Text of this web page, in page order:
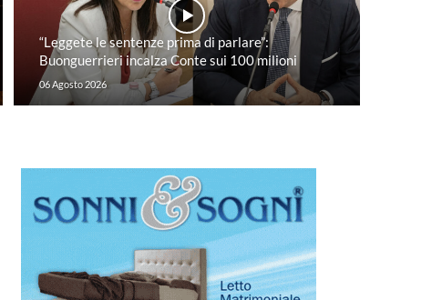
“Leggete le sentenze prima di parlare”:
Buonguerrieri incalza Conte sui 100 milioni
06 Agosto 2026